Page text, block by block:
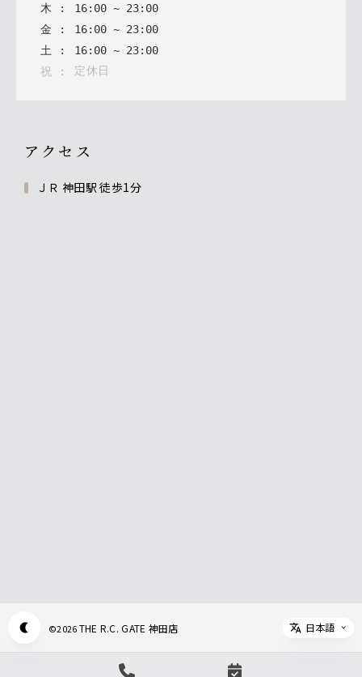
木 : 16: 00 ~ 23: 00
金 : 16: 00 ~ 23: 00
土 : 16: 00 ~ 23: 00
祝 : 定休日
アクセス
ＪＲ 神田駅 徒歩1分
©2026THE R.C. GATE 神田店
Select
日本語
Appearance mode switch